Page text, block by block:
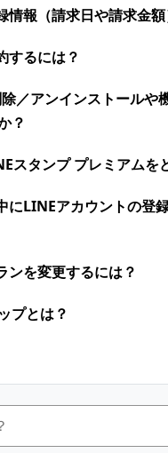
情報（請求日や請求金
するには？
／アンインストールや
？
スタンプ プレミアムを
に​LINEアカウントの​登
ンを変更するには？
プとは？